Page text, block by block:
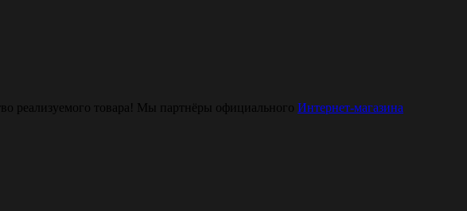
реализуемого товара! Мы партнёры официального Интернет-магазина